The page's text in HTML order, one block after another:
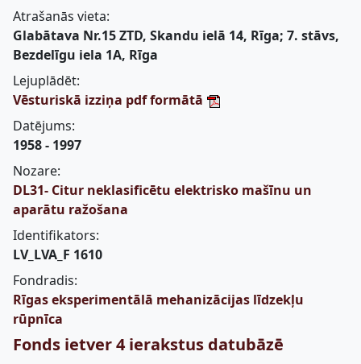
Atrašanās vieta:
Glabātava Nr.15 ZTD, Skandu ielā 14, Rīga; 7. stāvs,
Bezdelīgu iela 1A, Rīga
Lejuplādēt:
Vēsturiskā izziņa pdf formātā
Datējums:
1958 - 1997
Nozare:
DL31- Citur neklasificētu elektrisko mašīnu un
aparātu ražošana
Identifikators:
LV_LVA_F 1610
Fondradis:
Rīgas eksperimentālā mehanizācijas līdzekļu
rūpnīca
Fonds ietver 4 ierakstus datubāzē